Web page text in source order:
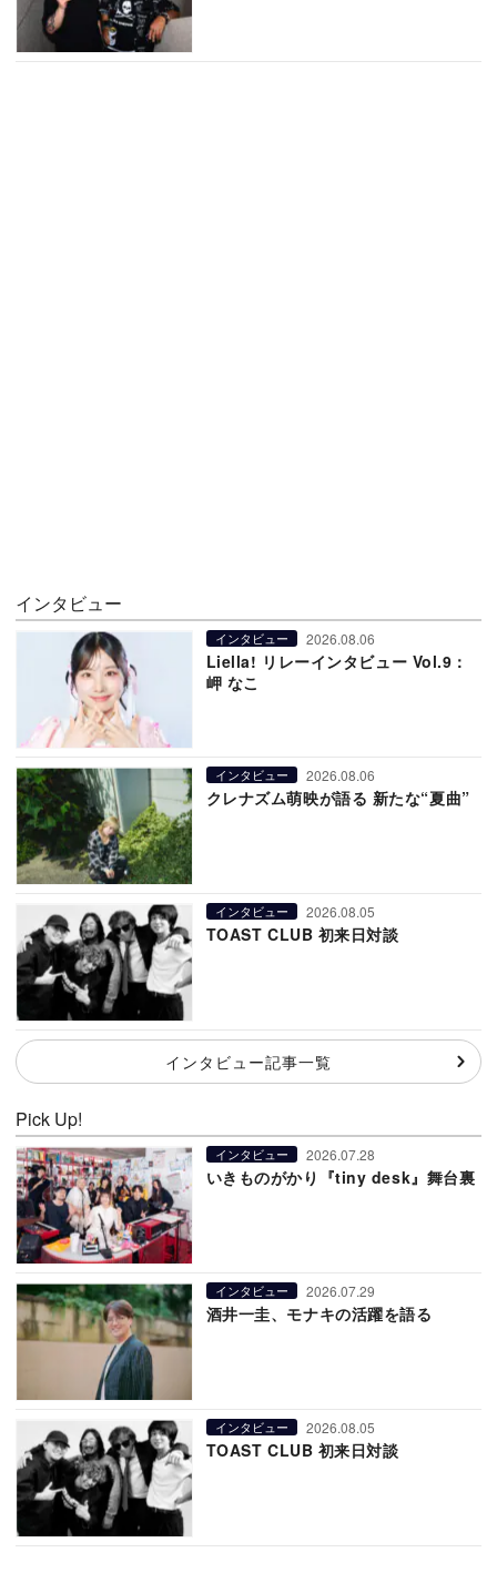
インタビュー
インタビュー 2026.08.06
Liella! リレーインタビュー Vol.9：
岬 なこ
インタビュー 2026.08.06
クレナズム萌映が語る 新たな“夏曲”
インタビュー 2026.08.05
TOAST CLUB 初来日対談
インタビュー記事一覧
Pick Up!
インタビュー 2026.07.28
いきものがかり『tiny desk』舞台裏
インタビュー 2026.07.29
酒井一圭、モナキの活躍を語る
インタビュー 2026.08.05
TOAST CLUB 初来日対談